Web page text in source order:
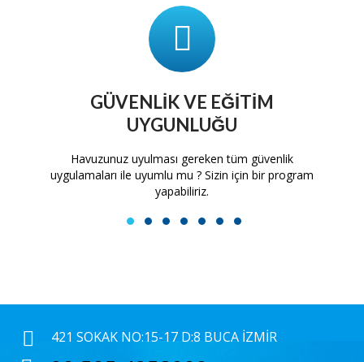
GÜVENLIK VE EĞITIM
UYGUNLUĞU
Havuzunuz uyulması gereken tüm güvenlik
uygulamaları ile uyumlu mu ? Sizin için bir program
yapabiliriz.
1 2 3 4 5 6 7
421 SOKAK NO:15-17 D:8 BUCA İZMIR